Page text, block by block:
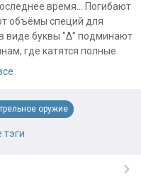
время... Погибают
объёмы специй для
виде буквы "Δ" подминают
где катятся полные
кто же сломал их
откуда на фронтире,
оружие
приключения
тэги